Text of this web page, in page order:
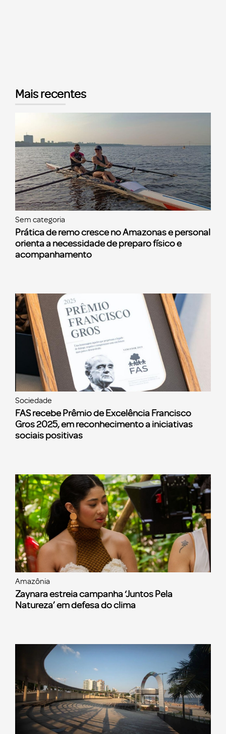
Mais recentes
Sem categoria
Prática de remo cresce no Amazonas e personal
orienta a necessidade de preparo físico e
acompanhamento
Sociedade
FAS recebe Prêmio de Excelência Francisco
Gros 2025, em reconhecimento a iniciativas
sociais positivas
Amazônia
Zaynara estreia campanha ‘Juntos Pela
Natureza’ em defesa do clima